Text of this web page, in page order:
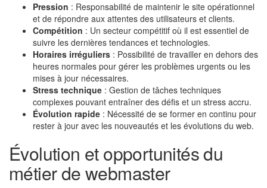
Pression : Responsabilité de maintenir le site opérationnel
et de répondre aux attentes des utilisateurs et clients.
Compétition : Un secteur compétitif où il est essentiel de
suivre les dernières tendances et technologies.
Horaires irréguliers : Possibilité de travailler en dehors des
heures normales pour gérer les problèmes urgents ou les
mises à jour nécessaires.
Stress technique : Gestion de tâches techniques
complexes pouvant entraîner des défis et un stress accru.
Évolution rapide : Nécessité de se former en continu pour
rester à jour avec les nouveautés et les évolutions du web.
Évolution et opportunités du
métier de webmaster